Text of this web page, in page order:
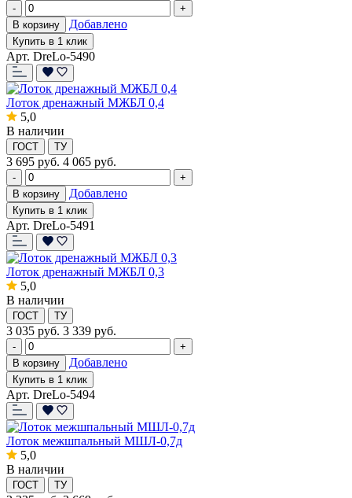
-
+
В корзину
Добавлено
Купить в 1 клик
Арт. DreLo-5490
Лоток дренажный МЖБЛ 0,4
5,0
В наличии
ГОСТ ТУ
3 695 руб. 4 065 руб.
-
+
В корзину
Добавлено
Купить в 1 клик
Арт. DreLo-5491
Лоток дренажный МЖБЛ 0,3
5,0
В наличии
ГОСТ ТУ
3 035 руб. 3 339 руб.
-
+
В корзину
Добавлено
Купить в 1 клик
Арт. DreLo-5494
Лоток межшпальный МШЛ-0,7д
5,0
В наличии
ГОСТ ТУ